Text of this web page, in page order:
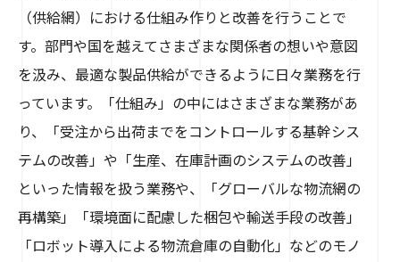
（供給網）における仕組み作りと改善を行うことで
す。部門や国を越えてさまざまな関係者の想いや意図
を汲み、最適な製品供給ができるように日々業務を行
っています。「仕組み」の中にはさまざまな業務があ
り、「受注から出荷までをコントロールする基幹シス
テムの改善」や「生産、在庫計画のシステムの改善」
といった情報を扱う業務や、「グローバルな物流網の
再構築」「環境面に配慮した梱包や輸送手段の改善」
「ロボット導入による物流倉庫の自動化」などのモノ